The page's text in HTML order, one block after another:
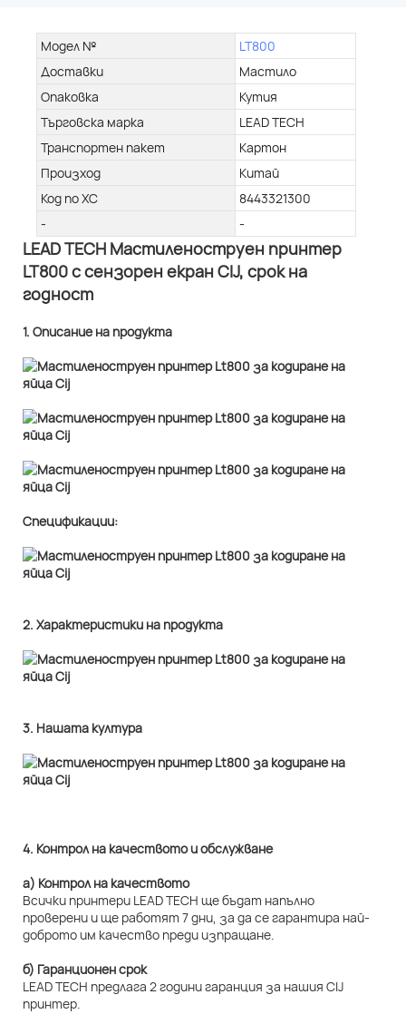
Модел №
LT800
Доставки
Мастило
Опаковка
Кутия
Търговска марка
LEAD TECH
Транспортен пакет
Картон
Произход
Китай
Код по ХС
8443321300
-
-
LEAD TECH Мастиленоструен принтер
LT800 с сензорен екран CIJ, срок на
годност
1. Описание на продукта
Спецификации:
2. Характеристики на продукта
3. Нашата култура
4. Контрол на качеството и обслужване
а) Контрол на качеството
Всички принтери LEAD TECH ще бъдат напълно
проверени и ще работят 7 дни, за да се гарантира най-
доброто им качество преди изпращане.
б) Гаранционен срок
LEAD TECH предлага 2 години гаранция за нашия CIJ
принтер.